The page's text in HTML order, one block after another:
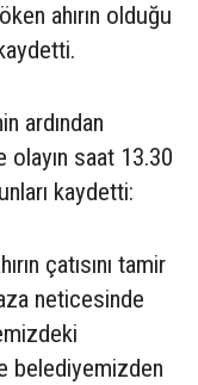
ahırın olduğu
ardından
olayın saat 13.30
kaydetti:
çatısını tamir
neticesinde
belediyemizden